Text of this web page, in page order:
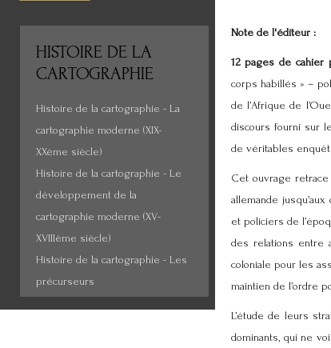
Note de l'éditeur :
12 pages de cahier
corps habillés » –
de l’Afrique de
discours fourni sur
de véritables
Cet ouvrage
allemande
et policiers de
des relations entre
coloniale pour les
maintien de l’ordre
L’étude de leurs
dominants, qui ne
Cartes insolites, anciennes...
HISTOIRE DE LA
CARTOGRAPHIE
Histoire de la cartographie - La
cartographie moderne (XIX-
XXème siècle)
Histoire de la cartographie - Le
développement de la
cartographie moderne (XV-
XVIIIème siècle)
Histoire de la cartographie - Les
précurseurs